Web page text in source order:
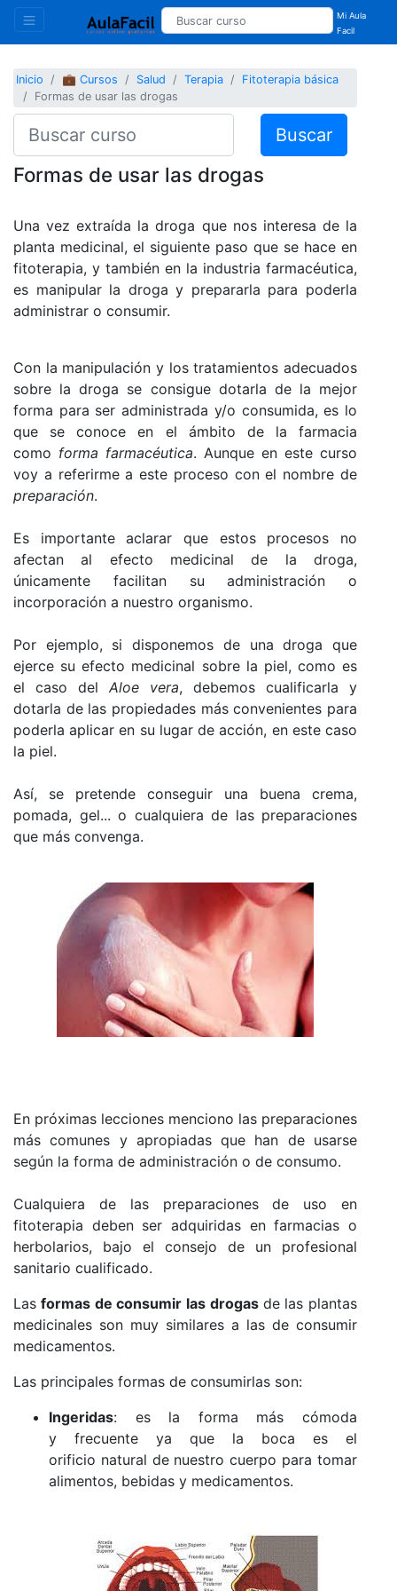
Mi Aula
Facil
Inicio 💼 Cursos Salud Terapia
Fitoterapia básica
Formas de usar las drogas
Buscar
Formas de usar las drogas
Una vez extraída la droga que nos interesa de la
planta medicinal, el siguiente paso que se hace en
fitoterapia, y también en la industria farmacéutica,
es manipular la droga y prepararla para poderla
administrar o consumir.
Con la manipulación y los tratamientos adecuados
sobre la droga se consigue dotarla de la mejor
forma para ser administrada y/o consumida, es lo
que se conoce en el ámbito de la farmacia
como forma farmacéutica. Aunque en este curso
voy a referirme a este proceso con el nombre de
preparación.
Es importante aclarar que estos procesos no
afectan al efecto medicinal de la droga,
únicamente facilitan su administración o
incorporación a nuestro organismo.
Por ejemplo, si disponemos de una droga que
ejerce su efecto medicinal sobre la piel, como es
el caso del Aloe vera, debemos cualificarla y
dotarla de las propiedades más convenientes para
poderla aplicar en su lugar de acción, en este caso
la piel.
Así, se pretende conseguir una buena crema,
pomada, gel... o cualquiera de las preparaciones
que más convenga.
En próximas lecciones menciono las preparaciones
más comunes y apropiadas que han de usarse
según la forma de administración o de consumo.
Cualquiera de las preparaciones de uso en
fitoterapia deben ser adquiridas en farmacias o
herbolarios, bajo el consejo de un profesional
sanitario cualificado.
Las formas de consumir las drogas de las plantas
medicinales son muy similares a las de consumir
medicamentos.
Las principales formas de consumirlas son:
Ingeridas: es la forma más cómoda
y frecuente ya que la boca es el
orificio natural de nuestro cuerpo para tomar
alimentos, bebidas y medicamentos.